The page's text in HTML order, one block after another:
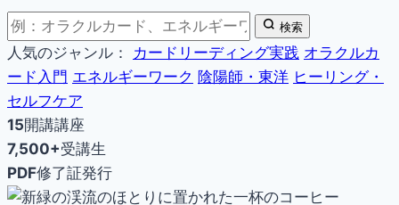
検索
人気のジャンル： カードリーディング実践 オラクルカ
ード入門 エネルギーワーク 陰陽師・東洋 ヒーリング・
セルフケア
15開講講座
7,500+受講生
PDF修了証発行